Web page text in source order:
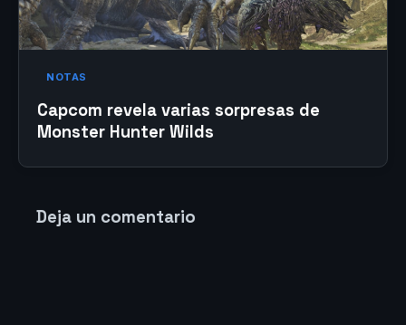
NOTAS
Capcom revela varias sorpresas de
Monster Hunter Wilds
Deja un comentario